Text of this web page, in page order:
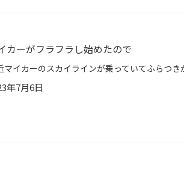
カーがフラフラし始めたので
年7月6日